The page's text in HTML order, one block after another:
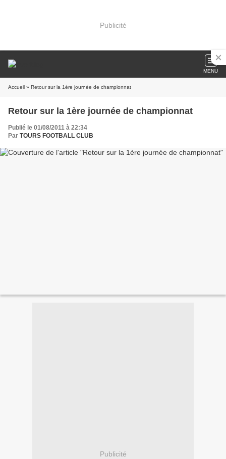
Publicité
MENU
Accueil » Retour sur la 1ère journée de championnat
Retour sur la 1ère journée de championnat
Publié le 01/08/2011 à 22:34
Par TOURS FOOTBALL CLUB
Publicité